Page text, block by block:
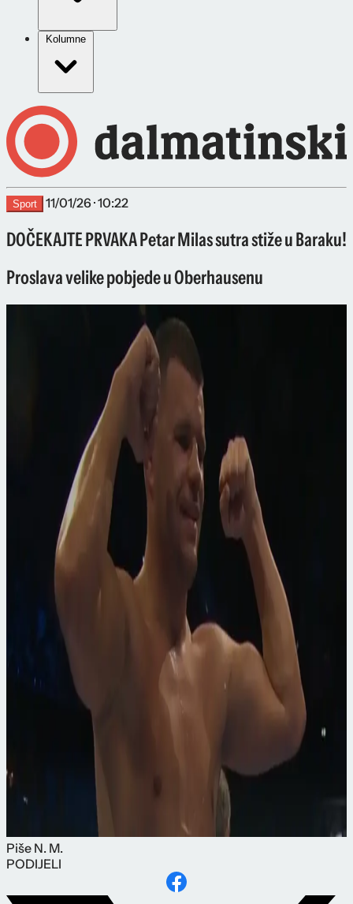
Kolumne
Sport 11/01/26 · 10:22
DOČEKAJTE PRVAKA Petar Milas sutra stiže u Baraku!
Proslava velike pobjede u Oberhausenu
Piše N. M.
PODIJELI